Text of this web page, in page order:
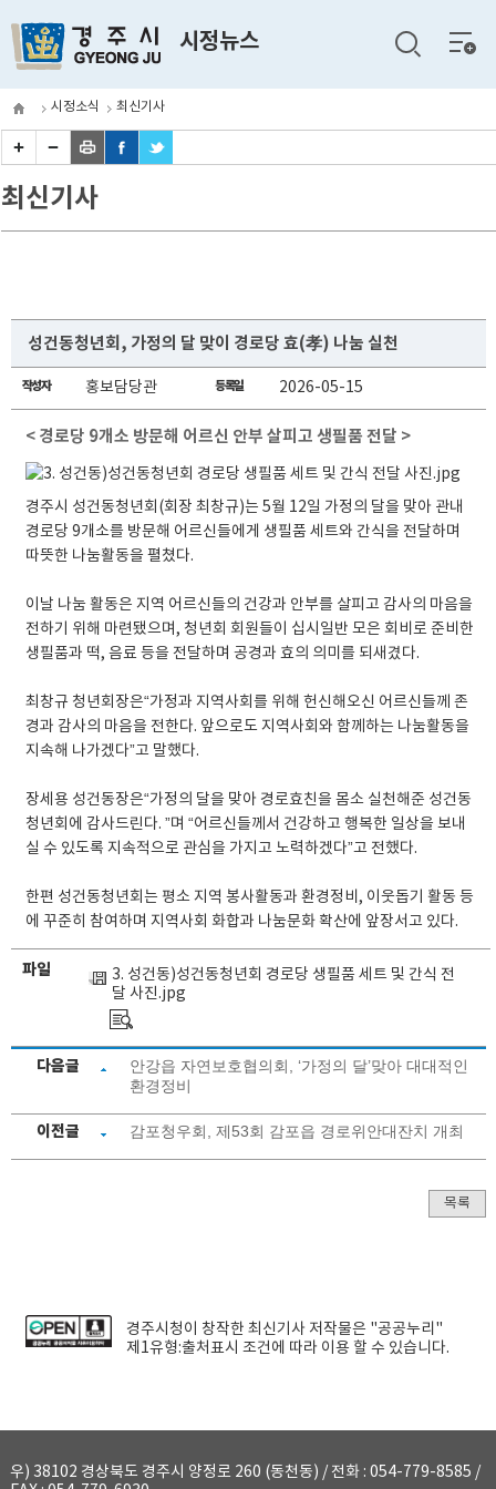
시정뉴스
전체
메뉴
시정소식 최신기사
최신기사
성건동청년회, 가정의 달 맞이 경로당 효(孝) 나눔 실천
작성자 홍보담당관 등록일 2026-05-15
< 경로당 9개소 방문해 어르신 안부 살피고 생필품 전달 >
경주시 성건동청년회(회장 최창규)는 5월 12일 가정의 달을 맞아 관내
경로당 9개소를 방문해 어르신들에게 생필품 세트와 간식을 전달하며
따뜻한 나눔활동을 펼쳤다.
이날 나눔 활동은 지역 어르신들의 건강과 안부를 살피고 감사의 마음을
전하기 위해 마련됐으며, 청년회 회원들이 십시일반 모은 회비로 준비한
생필품과 떡, 음료 등을 전달하며 공경과 효의 의미를 되새겼다.
최창규 청년회장은“가정과 지역사회를 위해 헌신해오신 어르신들께 존
경과 감사의 마음을 전한다. 앞으로도 지역사회와 함께하는 나눔활동을
지속해 나가겠다”고 말했다.
장세용 성건동장은“가정의 달을 맞아 경로효친을 몸소 실천해준 성건동
청년회에 감사드린다. ”며 “어르신들께서 건강하고 행복한 일상을 보내
실 수 있도록 지속적으로 관심을 가지고 노력하겠다”고 전했다.
한편 성건동청년회는 평소 지역 봉사활동과 환경정비, 이웃돕기 활동 등
에 꾸준히 참여하며 지역사회 화합과 나눔문화 확산에 앞장서고 있다.
파일
3. 성건동)성건동청년회 경로당 생필품 세트 및 간식 전
달 사진.jpg
다음글
안강읍 자연보호협의회, ‘가정의 달’맞아 대대적인
환경정비
이전글 감포청우회, 제53회 감포읍 경로위안대잔치 개최
목록
경주시청이 창작한최신기사 저작물은 "공공누리"
제1유형:출처표시 조건에 따라 이용 할 수 있습니다.
우) 38102 경상북도 경주시 양정로 260 (동천동) / 전화 : 054-779-8585 /